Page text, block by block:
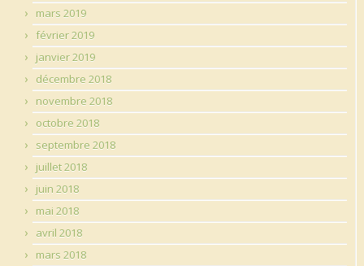
mars 2019
février 2019
janvier 2019
décembre 2018
novembre 2018
octobre 2018
septembre 2018
juillet 2018
juin 2018
mai 2018
avril 2018
mars 2018